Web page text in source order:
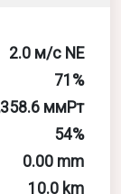
2.0 м/с NE
71%
ммРт
54%
0.00 mm
10.0 km